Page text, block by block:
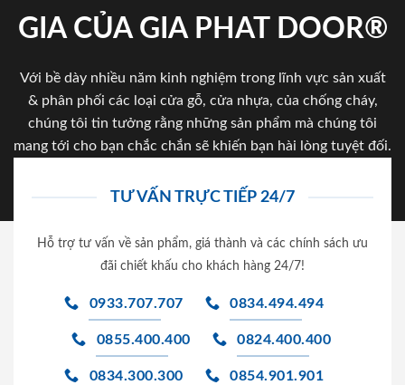
GIA CỦA GIA PHAT DOOR®
Với bề dày nhiều năm kinh nghiệm trong lĩnh vực sản xuất
& phân phối các loại cửa gỗ, cửa nhựa, của chống cháy,
chúng tôi tin tưởng rằng những sản phẩm mà chúng tôi
mang tới cho bạn chắc chắn sẽ khiến bạn hài lòng tuyệt đối.
TƯ VẤN TRỰC TIẾP 24/7
Hỗ trợ tư vấn về sản phẩm, giá thành và các chính sách ưu
đãi chiết khấu cho khách hàng 24/7!
0933.707.707 0834.494.494
0855.400.400 0824.400.400
0834.300.300 0854.901.901